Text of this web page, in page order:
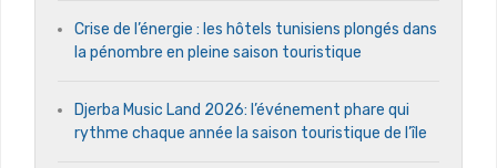
Crise de l’énergie : les hôtels tunisiens plongés dans
la pénombre en pleine saison touristique
Djerba Music Land 2026: l’événement phare qui
rythme chaque année la saison touristique de l’île